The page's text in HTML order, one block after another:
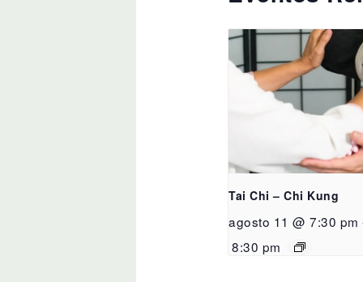
Tai Chi – Chi Kung
agosto 11 @ 7:30 pm
8:30 pm